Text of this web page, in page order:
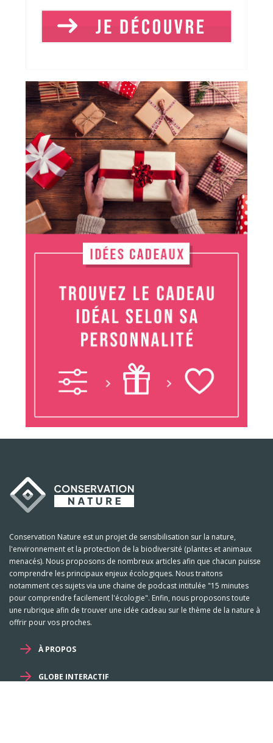
Conservation Nature est un projet de sensibilisation sur la nature,
l'environnement et la protection de la biodiversité (plantes et animaux
menacés). Nous proposons de nombreux articles afin que chacun puisse
comprendre les principaux enjeux écologiques. Nous traitons
notamment ces sujets via une chaine de podcast intitulée "15 minutes
pour comprendre facilement l'écologie". Enfin, nous proposons toute
une rubrique afin de trouver une idée cadeau sur le thème de la nature à
offrir pour vos proches.
À PROPOS
GLOBE INTERACTIF